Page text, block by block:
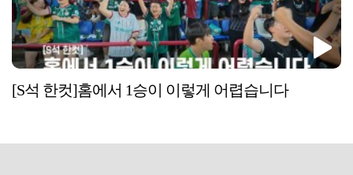
[S석 한컷]홈에서 1승이 이렇게 어렵습니다